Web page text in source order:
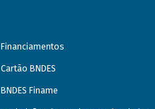
Financiamentos
Cartão BNDES
BNDES Finame